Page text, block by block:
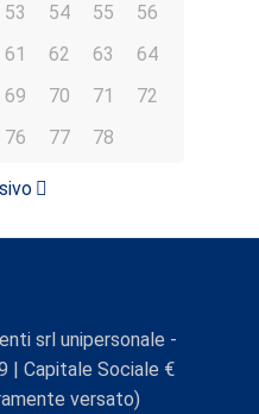
53 54 55
56
61 62 63
64
69 70 71
72
76 77 78
srl unipersonale -
| Capitale Sociale €
versato)